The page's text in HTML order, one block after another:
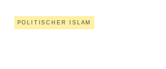
POLITISCHER ISLAM